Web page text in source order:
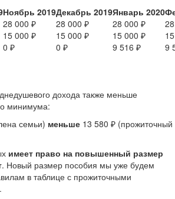
Ноябрь 2019Декабрь 2019Январь 2020
28 000 ₽ 28 000 ₽ 28 000 ₽
15 000 ₽ 15 000 ₽ 15 000 ₽
0 ₽ 0 ₽ 9 516 ₽ 9
дохода также меньше
минимума:
семьи) меньше 13 580 ₽ (прожиточный
имеет право на повышенный размер
. Новый размер пособия мы уже будем
в таблице с прожиточными